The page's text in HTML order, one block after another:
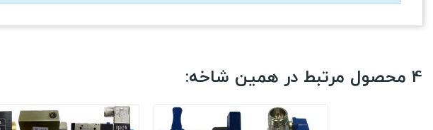
4 محصول مرتبط در همین شاخه: